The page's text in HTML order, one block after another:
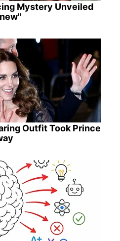
Mystery Unveiled
Outfit Took Prince